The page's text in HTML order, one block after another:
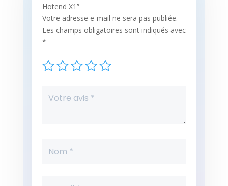
Hotend X1”
Votre adresse e-mail ne sera pas publiée.
Les champs obligatoires sont indiqués avec
*